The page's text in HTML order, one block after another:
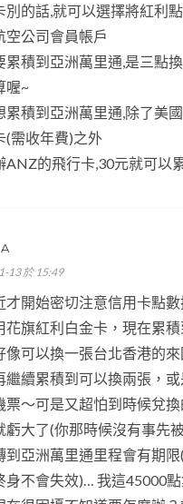
別的話,就可以選擇將紅利
空公司會員帳戶
累積到亞洲萬里通,是三點
喔~
累積到亞洲萬里通,除了美
(需收年費)之外
ANZ的飛行卡,30元就可以
13 於 15:49
才開始密切注意信用卡點數
花旗紅利白金卡，現在累
像可以換一張台北香港的來
繼續累積到可以換兩張，
票～可是又超怕到時候兌
虧大了(你那時候沒有事先
到亞洲萬里通里程會有期
身不會失效)… 我這45000